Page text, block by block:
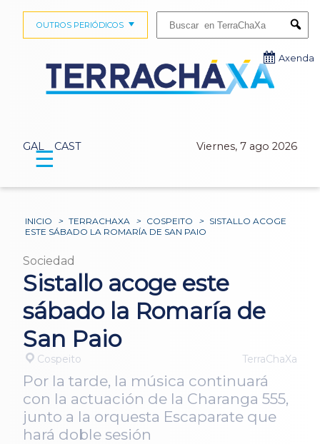
GAL CAST Viernes, 7 ago 2026
OUTROS PERIÓDICOS
Axenda
☰
INICIO > TERRACHAXA > COSPEITO > SISTALLO ACOGE
ESTE SÁBADO LA ROMARÍA DE SAN PAIO
Sociedad
Sistallo acoge este
sábado la Romaría de
San Paio
Cospeito TerraChaXa
Por la tarde, la música continuará
con la actuación de la Charanga 555,
junto a la orquesta Escaparate que
hará doble sesión